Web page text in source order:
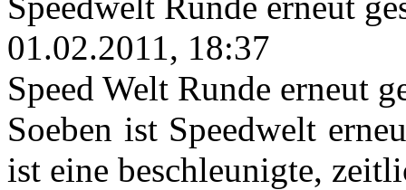
01.02.2011, 18:37
Speed Welt Runde erneut
Soeben ist Speedwelt
ist eine beschleunigte,